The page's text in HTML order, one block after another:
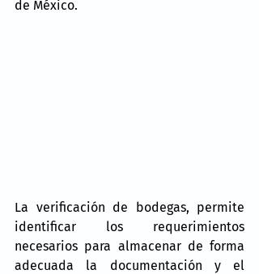
de México.
La verificación de bodegas, permite
identificar los requerimientos
necesarios para almacenar de forma
adecuada la documentación y el